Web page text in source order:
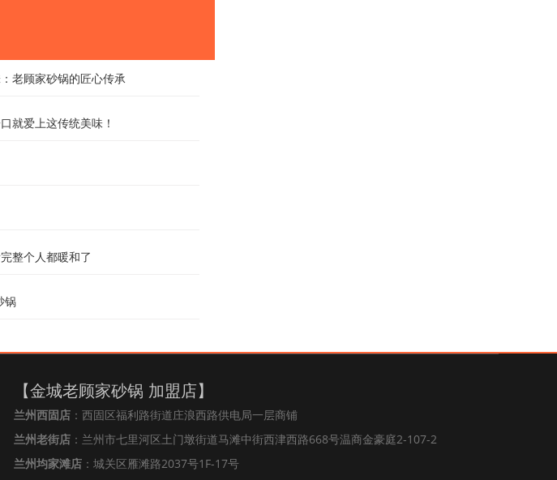
老顾家砂锅的匠心传承
就爱上这传统美味！
整个人都暖和了
锅
【金城老顾家砂锅 加盟店】
兰州西固店 ：西固区福利路街道庄浪西路供电局一层商铺
兰州老街店 ：兰州市七里河区土门墩街道马滩中街西津西路668号温商金豪庭2-107-2
兰州均家滩店 ：城关区雁滩路2037号1F-17号